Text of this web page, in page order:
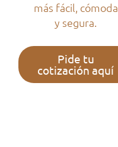
más fácil, cómoda
y segura.
Pide tu
cotización aquí